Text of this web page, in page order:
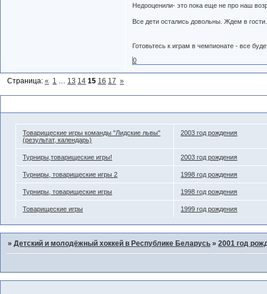
Недооценили- это пока еще не про наш
Все дети остались довольны. Ждем в гости.
Готовьтесь к играм в чемпионате - все
0
Страница:« 1 … 13 14 15 16 17 »
Товарищеские игры команды "Лидские львы"
(результат, календарь)
2003 год рождения
Турниры,товарищеские игры! 2003 год рождения
Турниры, товарищеские игры 2 1998 год рождения
Турниры, товарищеские игры 1998 год рождения
Товарищеские игры 1999 год рождения
»Детский и молодёжный хоккей в Республике Беларусь »2001 год